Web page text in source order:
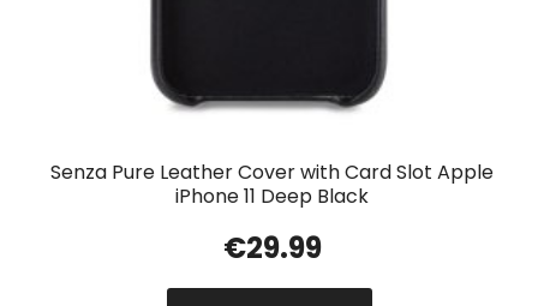
Senza Pure Leather Cover with Card Slot Apple
iPhone 11 Deep Black
€29.99